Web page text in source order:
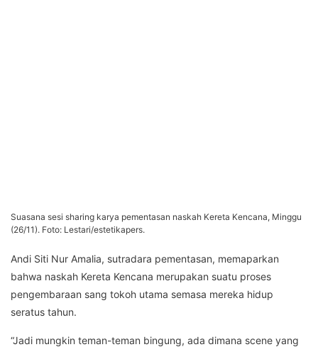
Suasana sesi sharing karya pementasan naskah Kereta Kencana, Minggu
(26/11). Foto: Lestari/estetikapers.
Andi Siti Nur Amalia, sutradara pementasan, memaparkan
bahwa naskah Kereta Kencana merupakan suatu proses
pengembaraan sang tokoh utama semasa mereka hidup
seratus tahun.
“Jadi mungkin teman-teman bingung, ada dimana scene yang